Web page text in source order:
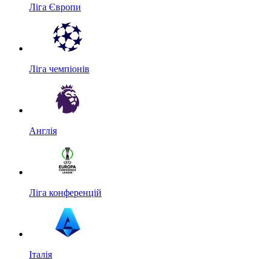
Ліга Європи
Ліга чемпіонів
Англія
Ліга конференцій
Італія